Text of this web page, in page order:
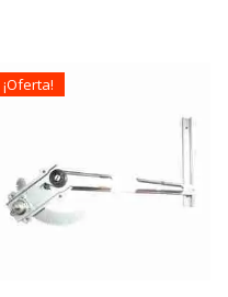
¡Oferta!